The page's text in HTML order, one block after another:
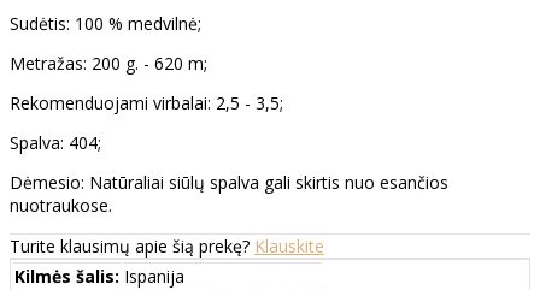
Sudėtis: 100 % medvilnė;
Metražas: 200 g. - 620 m;
Rekomenduojami virbalai: 2,5 - 3,5;
Spalva: 404;
Dėmesio: Natūraliai siūlų spalva gali skirtis nuo esančios
nuotraukose.
Turite klausimų apie šią prekę? Klauskite
Kilmės šalis: Ispanija